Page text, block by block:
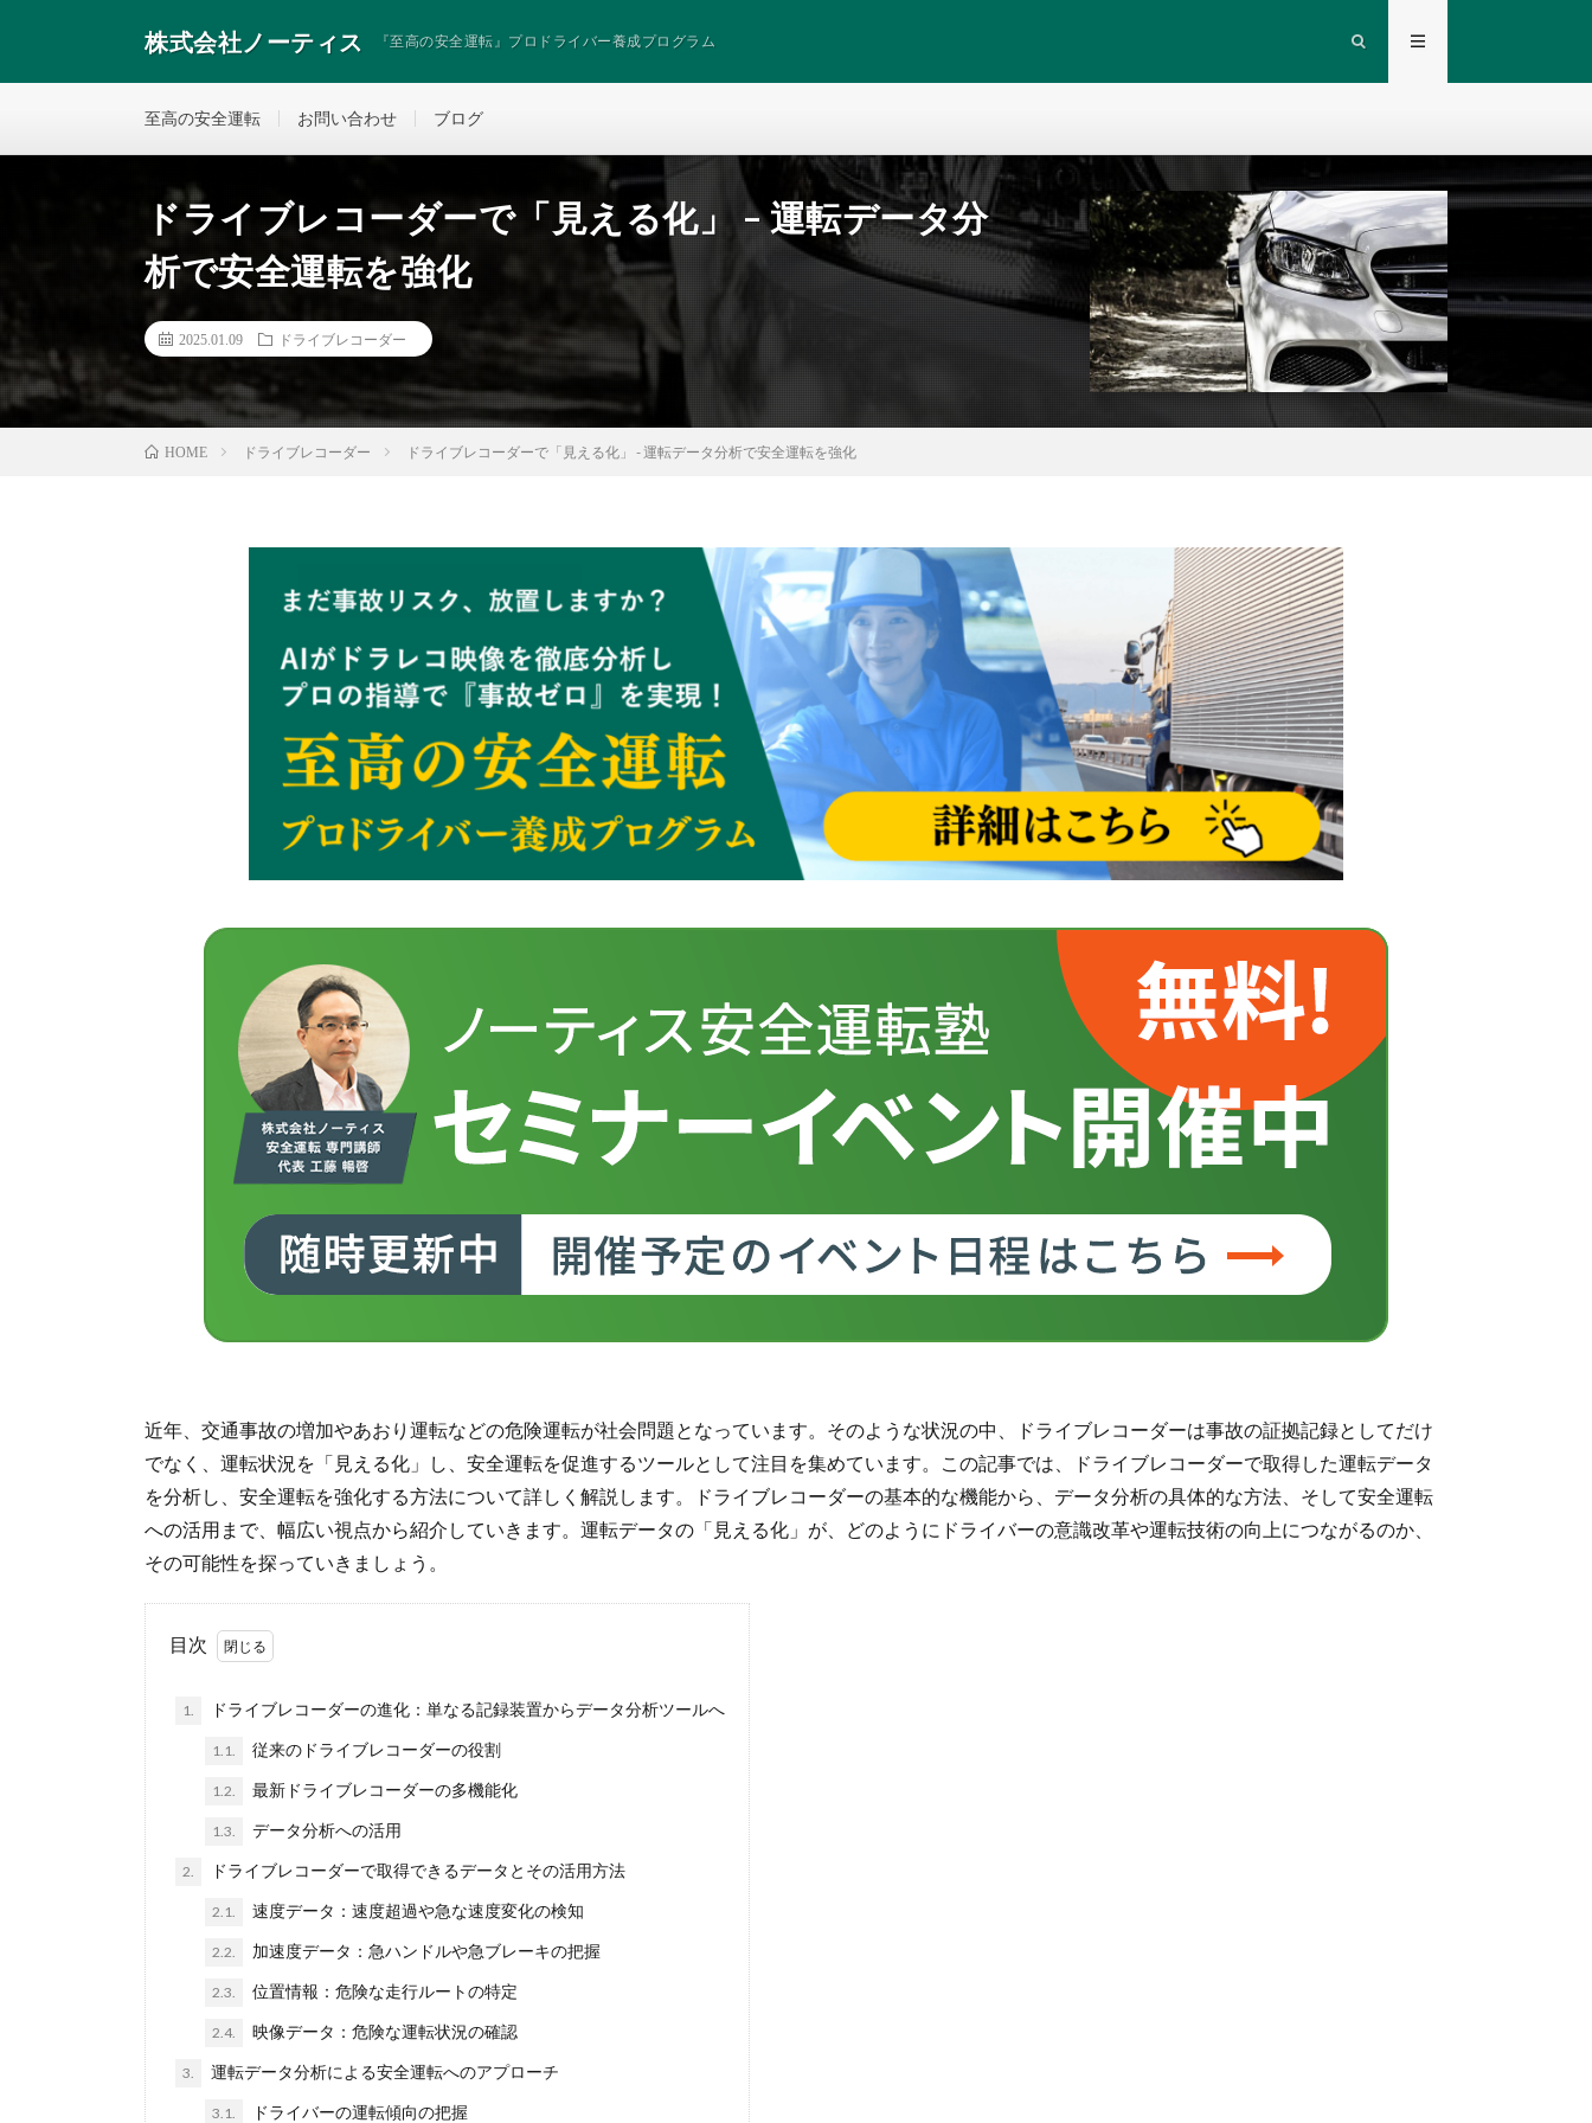
株式会社ノーティス 『至高の安全運転』プロドライバー養成プログラム
至高の安全運転 お問い合わせ ブログ
ドライブレコーダーで「見える化」 – 運転データ分
析で安全運転を強化
2025.01.09 ドライブレコーダー
HOME ドライブレコーダー ドライブレコーダーで「見える化」 - 運転データ分析で安全運転を強化
近年、交通事故の増加やあおり運転などの危険運転が社会問題となっています。そのような状況の中、ドライブレコーダーは事故の証拠記録としてだけ
でなく、運転状況を「見える化」し、安全運転を促進するツールとして注目を集めています。この記事では、ドライブレコーダーで取得した運転データ
を分析し、安全運転を強化する方法について詳しく解説します。ドライブレコーダーの基本的な機能から、データ分析の具体的な方法、そして安全運転
への活用まで、幅広い視点から紹介していきます。運転データの「見える化」が、どのようにドライバーの意識改革や運転技術の向上につながるのか、
その可能性を探っていきましょう。
目次
1. ドライブレコーダーの進化：単なる記録装置からデータ分析ツールへ
1.1. 従来のドライブレコーダーの役割
1.2. 最新ドライブレコーダーの多機能化
1.3. データ分析への活用
2. ドライブレコーダーで取得できるデータとその活用方法
2.1. 速度データ：速度超過や急な速度変化の検知
2.2. 加速度データ：急ハンドルや急ブレーキの把握
2.3. 位置情報：危険な走行ルートの特定
2.4. 映像データ：危険な運転状況の確認
3. 運転データ分析による安全運転へのアプローチ
3.1. ドライバーの運転傾向の把握